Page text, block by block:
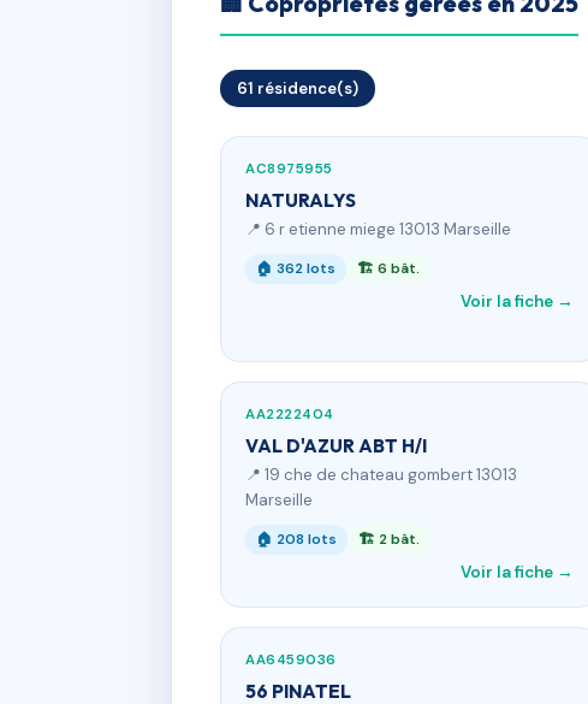
61 résidence(s)
AC8975955
NATURALYS
📍 6 r etienne miege 13013 Marseille
🏠 362 lots 🏗 6 bât.
Voir la fiche →
AA2222404
VAL D'AZUR ABT H/I
📍 19 che de chateau gombert 13013
Marseille
🏠 208 lots 🏗 2 bât.
Voir la fiche →
AA6459036
56 PINATEL